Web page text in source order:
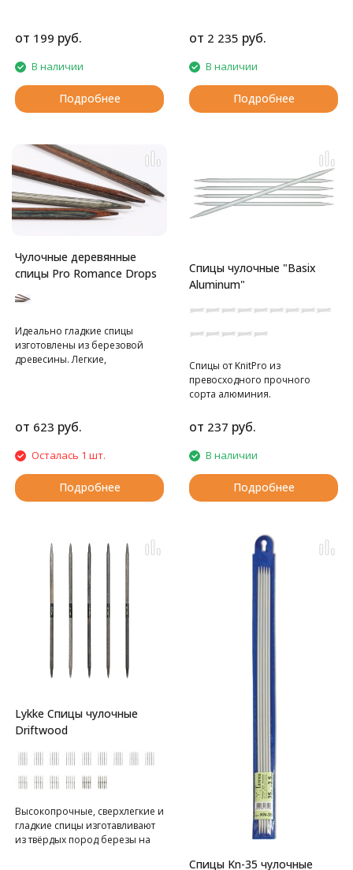
от 199 руб.
В наличии
Подробнее
от 2 235 руб.
В наличии
Подробнее
Чулочные деревянные
спицы Pro Romance Drops
Идеально гладкие спицы
изготовлены из березовой
древесины. Легкие,
спиц basix Birch.
от 623 руб.
Осталась 1 шт.
Подробнее
Спицы чулочные "Basix
Aluminum"
Cпицы от KnitPro из
превосходного прочного
сорта алюминия.
от 237 руб.
В наличии
Подробнее
Lykke Спицы чулочные
Driftwood
Высокопрочные, сверхлегкие и
гладкие спицы изготавливают
из твёрдых пород березы на
Спицы Kn-35 чулочные